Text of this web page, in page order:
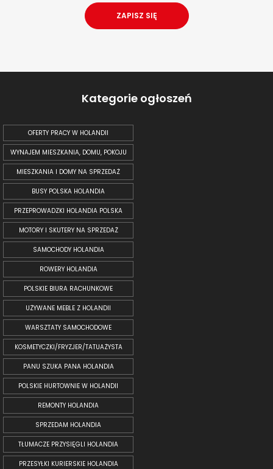
Kategorie ogłoszeń
OFERTY PRACY W HOLANDII
WYNAJEM MIESZKANIA, DOMU, POKOJU
MIESZKANIA I DOMY NA SPRZEDAŻ
BUSY POLSKA HOLANDIA
PRZEPROWADZKI HOLANDIA POLSKA
MOTORY I SKUTERY NA SPRZEDAŻ
SAMOCHODY HOLANDIA
ROWERY HOLANDIA
POLSKIE BIURA RACHUNKOWE
UŻYWANE MEBLE Z HOLANDII
WARSZTATY SAMOCHODOWE
KOSMETYCZKI/FRYZJER/TATUAŻYSTA
PANU SZUKA PANA HOLANDIA
POLSKIE HURTOWNIE W HOLANDII
REMONTY HOLANDIA
SPRZEDAM HOLANDIA
TŁUMACZE PRZYSIĘGLI HOLANDIA
PRZESYŁKI KURIERSKIE HOLANDIA